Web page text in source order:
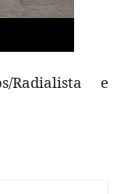
Radialista e